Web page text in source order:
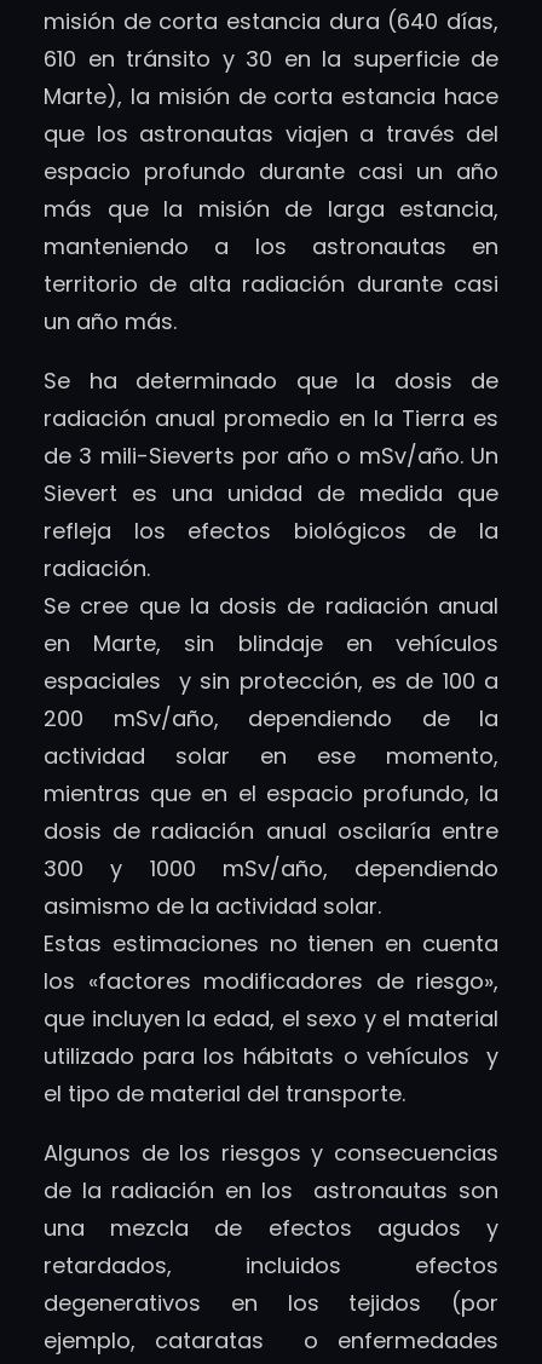
misión de corta estancia dura (640 días,
610 en tránsito y 30 en la superficie de
Marte), la misión de corta estancia hace
que los astronautas viajen a través del
espacio profundo durante casi un año
más que la misión de larga estancia,
manteniendo a los astronautas en
territorio de alta radiación durante casi
un año más.
Se ha determinado que la dosis de
radiación anual promedio en la Tierra es
de 3 mili-Sieverts por año o mSv/año. Un
Sievert es una unidad de medida que
refleja los efectos biológicos de la
radiación.
Se cree que la dosis de radiación anual
en Marte, sin blindaje en vehículos
espaciales y sin protección, es de 100 a
200 mSv/año, dependiendo de la
actividad solar en ese momento,
mientras que en el espacio profundo, la
dosis de radiación anual oscilaría entre
300 y 1000 mSv/año, dependiendo
asimismo de la actividad solar.
Estas estimaciones no tienen en cuenta
los «factores modificadores de riesgo»,
que incluyen la edad, el sexo y el material
utilizado para los hábitats o vehículos y
el tipo de material del transporte.
Algunos de los riesgos y consecuencias
de la radiación en los astronautas son
una mezcla de efectos agudos y
retardados, incluidos efectos
degenerativos en los tejidos (por
ejemplo, cataratas o enfermedades